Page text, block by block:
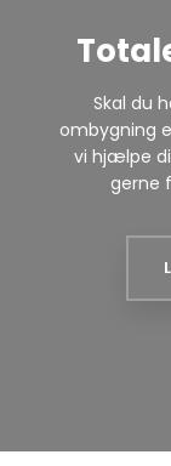
Skal du
ombygning
vi hjælpe
gerne